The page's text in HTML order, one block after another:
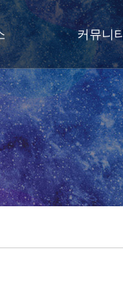
커뮤니티